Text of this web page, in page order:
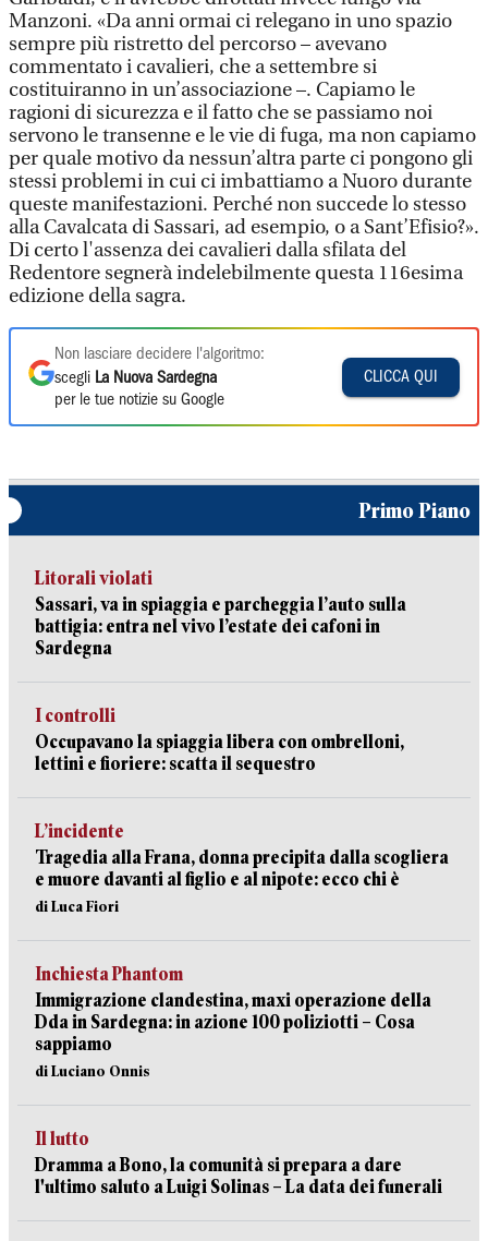
Manzoni. «Da anni ormai ci relegano in uno spazio
sempre più ristretto del percorso – avevano
commentato i cavalieri, che a settembre si
costituiranno in un’associazione –. Capiamo le
ragioni di sicurezza e il fatto che se passiamo noi
servono le transenne e le vie di fuga, ma non capiamo
per quale motivo da nessun’altra parte ci pongono gli
stessi problemi in cui ci imbattiamo a Nuoro durante
queste manifestazioni. Perché non succede lo stesso
alla Cavalcata di Sassari, ad esempio, o a Sant’Efisio?».
Di certo l'assenza dei cavalieri dalla sfilata del
Redentore segnerà indelebilmente questa 116esima
edizione della sagra.
Non lasciare decidere l'algoritmo:
scegli La Nuova Sardegna
per le tue notizie su Google
CLICCA QUI
Primo Piano
Litorali violati
Sassari, va in spiaggia e parcheggia l’auto sulla
battigia: entra nel vivo l’estate dei cafoni in
Sardegna
I controlli
Occupavano la spiaggia libera con ombrelloni,
lettini e fioriere: scatta il sequestro
L’incidente
Tragedia alla Frana, donna precipita dalla scogliera
e muore davanti al figlio e al nipote: ecco chi è
di Luca Fiori
Inchiesta Phantom
Immigrazione clandestina, maxi operazione della
Dda in Sardegna: in azione 100 poliziotti – Cosa
sappiamo
di Luciano Onnis
Il lutto
Dramma a Bono, la comunità si prepara a dare
l'ultimo saluto a Luigi Solinas – La data dei funerali